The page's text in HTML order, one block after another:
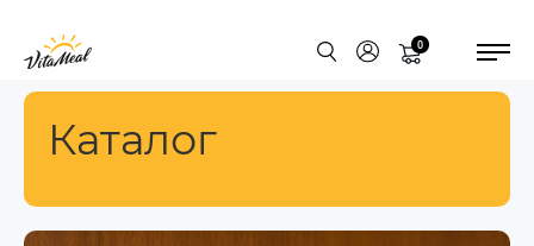
0
Каталог